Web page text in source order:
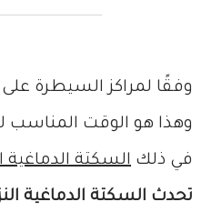
وفقًا لمراكز السيطرة على الأمراض
وهذا هو الوقت المناسب
في ذلك السكتة الدماغية
تحدث السكتة الدماغية